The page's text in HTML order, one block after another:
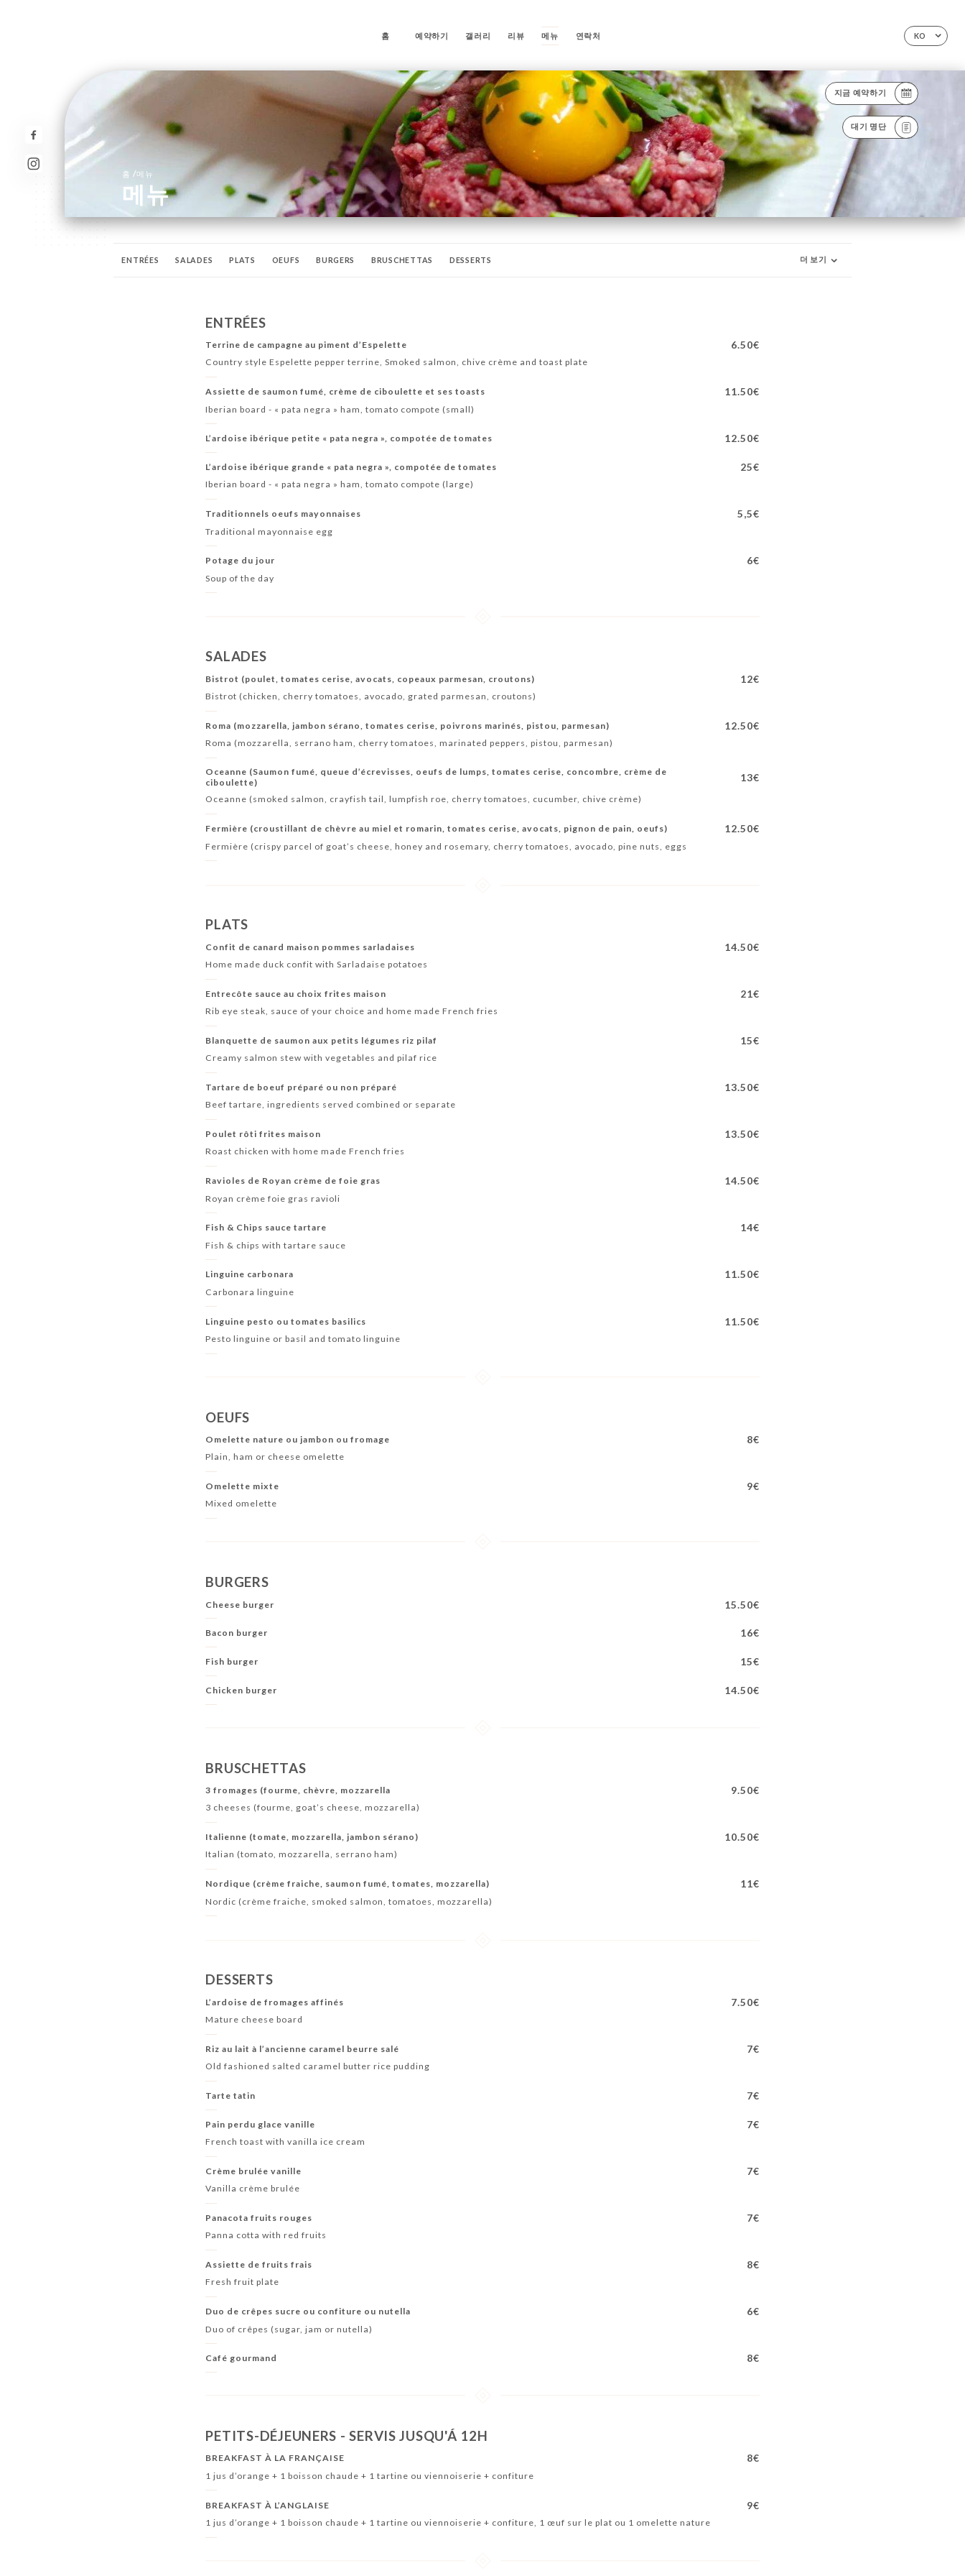
KO
홈 예약하기 갤러리 리뷰 메뉴 연락처
지금 예약하기
대기 명단
홈 /메뉴
메뉴
ENTRÉES SALADES PLATS OEUFS BURGERS BRUSCHETTAS DESSERTS 더 보기
ENTRÉES
Terrine de campagne au piment d’Espelette 6.50€
Country style Espelette pepper terrine, Smoked salmon, chive crème and toast plate
Assiette de saumon fumé, crème de ciboulette et ses toasts 11.50€
Iberian board - « pata negra » ham, tomato compote (small)
L’ardoise ibérique petite « pata negra », compotée de tomates 12.50€
L’ardoise ibérique grande « pata negra », compotée de tomates 25€
Iberian board - « pata negra » ham, tomato compote (large)
Traditionnels oeufs mayonnaises 5,5€
Traditional mayonnaise egg
Potage du jour 6€
Soup of the day
SALADES
Bistrot (poulet, tomates cerise, avocats, copeaux parmesan, croutons) 12€
Bistrot (chicken, cherry tomatoes, avocado, grated parmesan, croutons)
Roma (mozzarella, jambon sérano, tomates cerise, poivrons marinés, pistou, parmesan) 12.50€
Roma (mozzarella, serrano ham, cherry tomatoes, marinated peppers, pistou, parmesan)
Oceanne (Saumon fumé, queue d’écrevisses, oeufs de lumps, tomates cerise, concombre, crème de
ciboulette)
13€
Oceanne (smoked salmon, crayfish tail, lumpfish roe, cherry tomatoes, cucumber, chive crème)
Fermière (croustillant de chèvre au miel et romarin, tomates cerise, avocats, pignon de pain, oeufs) 12.50€
Fermière (crispy parcel of goat’s cheese, honey and rosemary, cherry tomatoes, avocado, pine nuts, eggs
PLATS
Confit de canard maison pommes sarladaises 14.50€
Home made duck confit with Sarladaise potatoes
Entrecôte sauce au choix frites maison 21€
Rib eye steak, sauce of your choice and home made French fries
Blanquette de saumon aux petits légumes riz pilaf 15€
Creamy salmon stew with vegetables and pilaf rice
Tartare de boeuf préparé ou non préparé 13.50€
Beef tartare, ingredients served combined or separate
Poulet rôti frites maison 13.50€
Roast chicken with home made French fries
Ravioles de Royan crème de foie gras 14.50€
Royan crème foie gras ravioli
Fish & Chips sauce tartare 14€
Fish & chips with tartare sauce
Linguine carbonara 11.50€
Carbonara linguine
Linguine pesto ou tomates basilics 11.50€
Pesto linguine or basil and tomato linguine
OEUFS
Omelette nature ou jambon ou fromage 8€
Plain, ham or cheese omelette
Omelette mixte 9€
Mixed omelette
BURGERS
Cheese burger 15.50€
Bacon burger 16€
Fish burger 15€
Chicken burger 14.50€
BRUSCHETTAS
3 fromages (fourme, chèvre, mozzarella 9.50€
3 cheeses (fourme, goat’s cheese, mozzarella)
Italienne (tomate, mozzarella, jambon sérano) 10.50€
Italian (tomato, mozzarella, serrano ham)
Nordique (crème fraiche, saumon fumé, tomates, mozzarella) 11€
Nordic (crème fraiche, smoked salmon, tomatoes, mozzarella)
DESSERTS
L’ardoise de fromages affinés 7.50€
Mature cheese board
Riz au lait à l’ancienne caramel beurre salé 7€
Old fashioned salted caramel butter rice pudding
Tarte tatin 7€
Pain perdu glace vanille 7€
French toast with vanilla ice cream
Crème brulée vanille 7€
Vanilla crème brulée
Panacota fruits rouges 7€
Panna cotta with red fruits
Assiette de fruits frais 8€
Fresh fruit plate
Duo de crêpes sucre ou confiture ou nutella 6€
Duo of crêpes (sugar, jam or nutella)
Café gourmand 8€
PETITS-DÉJEUNERS - SERVIS JUSQU'Á 12H
BREAKFAST À LA FRANÇAISE 8€
1 jus d’orange + 1 boisson chaude + 1 tartine ou viennoiserie + confiture
BREAKFAST À L’ANGLAISE 9€
1 jus d’orange + 1 boisson chaude + 1 tartine ou viennoiserie + confiture, 1 œuf sur le plat ou 1 omelette nature